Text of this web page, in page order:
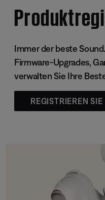
Immer der beste
Firmware-Upgrades,
verwalten Sie Ihre
REGISTRIEREN